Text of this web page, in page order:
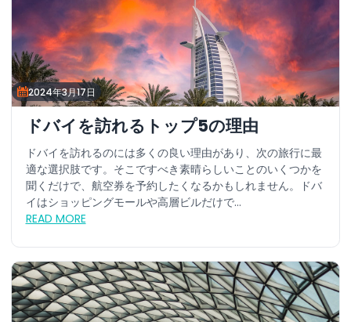
2024年3月17日
ドバイを訪れるトップ5の理由
ドバイを訪れるのには多くの良い理由があり、次の旅行に最
適な選択肢です。そこですべき素晴らしいことのいくつかを
聞くだけで、航空券を予約したくなるかもしれません。ドバ
イはショッピングモールや高層ビルだけで...
READ MORE